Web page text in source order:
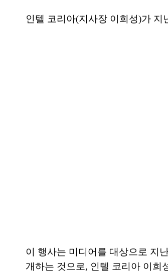
인텔 코리아(지사장 이희성)가
이 행사는 미디어를 대상으로 지
개하는 것으로, 인텔 코리아 이희